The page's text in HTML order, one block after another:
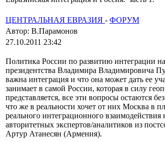
ЦЕНТРАЛЬНАЯ ЕВРАЗИЯ - ФОРУМ
Автор: В.Парамонов
27.10.2011 23:42
Политика России по развитию интеграции
президентства Владимира Владимировича
важна интеграция и что она может дать ее
занимает в самой России, которая в силу
представляется, все эти вопросы остаются
что же в реальности хочет от них Москва в
реального интеграционного
авторитетных экспертов/аналитиков из
Артур Атанесян (Армения).